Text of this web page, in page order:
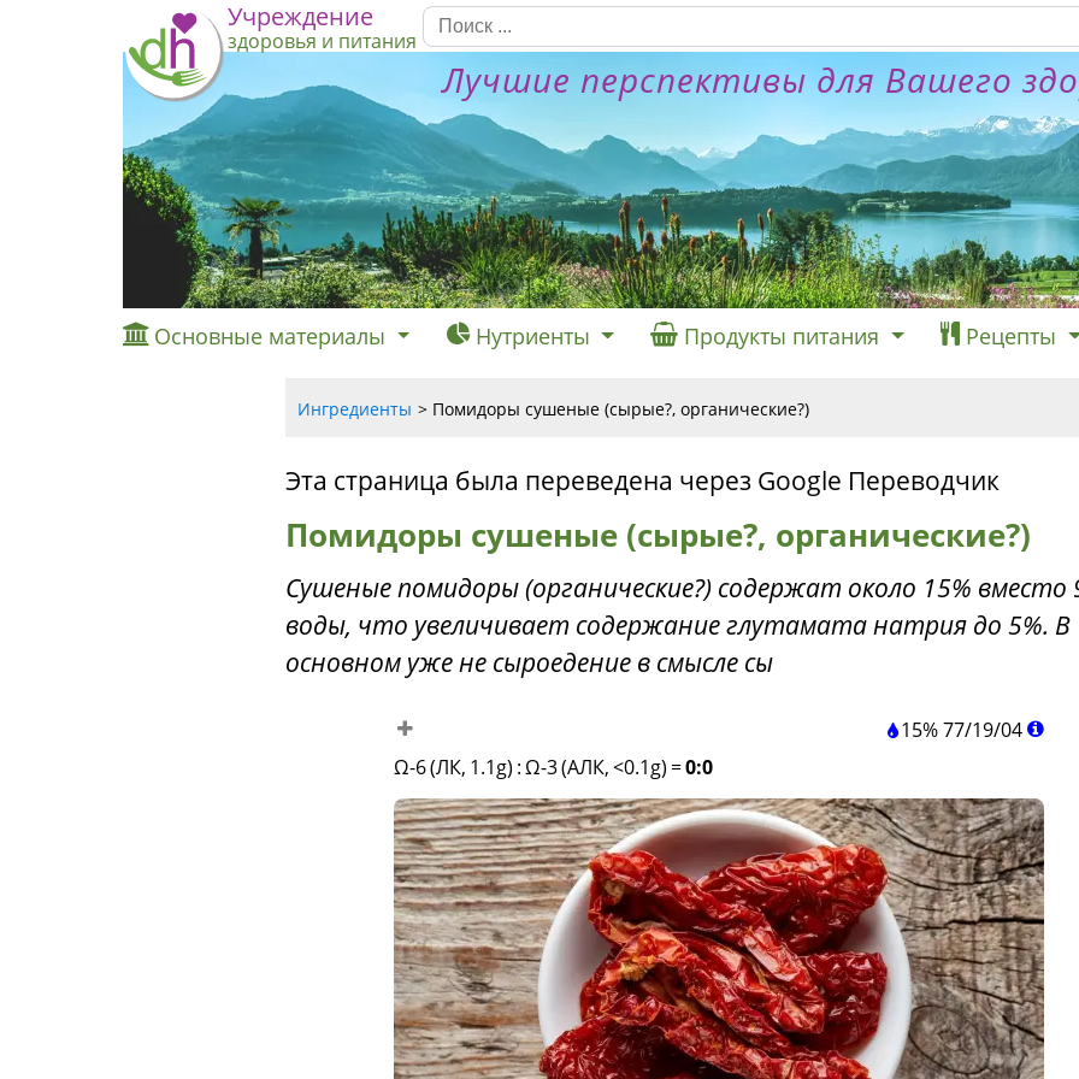
Учреждение
здоровья и питания
Лучшие перспективы для Вашего
Основные материалы Нутриенты Продукты питания Рецепты
Ингредиенты Помидоры сушеные (сырые?, органические?)
Эта страница была переведена через Google Переводчик
Помидоры сушеные (сырые?, органические?)
Сушеные помидоры (органические?) содержат около 15% вместо
воды, что увеличивает содержание глутамата натрия до 5%. В
основном уже не сыроедение в смысле сы
15%77/19/04
Ω-6 (ЛК, 1.1g) :Ω-3 (АЛК, <0.1g) =0:0